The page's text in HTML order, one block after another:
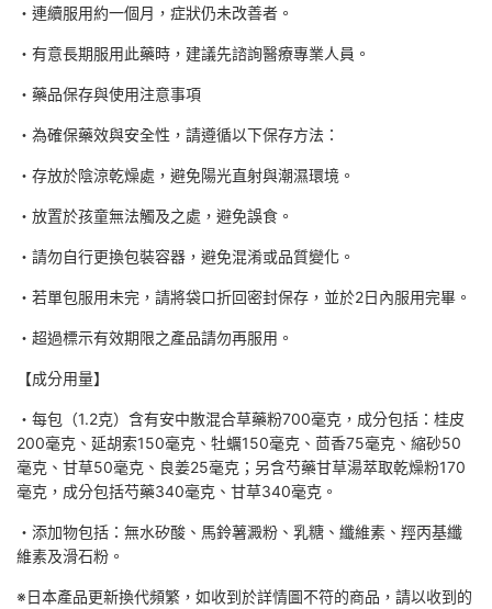
・連續服用約一個月，症狀仍未改善者。
・有意長期服用此藥時，建議先諮詢醫療專業人員。
・藥品保存與使用注意事項
・為確保藥效與安全性，請遵循以下保存方法：
・存放於陰涼乾燥處，避免陽光直射與潮濕環境。
・放置於孩童無法觸及之處，避免誤食。
・請勿自行更換包裝容器，避免混淆或品質變化。
・若單包服用未完，請將袋口折回密封保存，並於2日內服用完畢。
・超過標示有效期限之產品請勿再服用。
【成分用量】
・每包（1.2克）含有安中散混合草藥粉700毫克，成分包括：桂皮
200毫克、延胡索150毫克、牡蠣150毫克、茴香75毫克、縮砂50
毫克、甘草50毫克、良姜25毫克；另含芍藥甘草湯萃取乾燥粉170
毫克，成分包括芍藥340毫克、甘草340毫克。
・添加物包括：無水矽酸、馬鈴薯澱粉、乳糖、纖維素、羥丙基纖
維素及滑石粉。
※日本產品更新換代頻繁，如收到於詳情圖不符的商品，請以收到的